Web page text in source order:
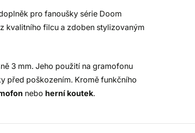
pro fanoušky série Doom
kvalitního filcu a zdoben stylizovaným
3 mm. Jeho použití na gramofonu
před poškozením. Kromě funkčního
nebo herní koutek.